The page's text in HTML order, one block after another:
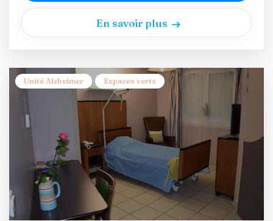
En savoir plus
Unité Alzheimer Espaces verts